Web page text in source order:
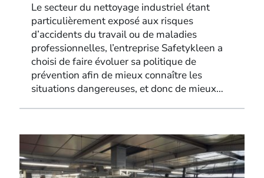
Le secteur du nettoyage industriel étant
particulièrement exposé aux risques
d’accidents du travail ou de maladies
professionnelles, l’entreprise Safetykleen a
choisi de faire évoluer sa politique de
prévention afin de mieux connaître les
situations dangereuses, et donc de mieux…